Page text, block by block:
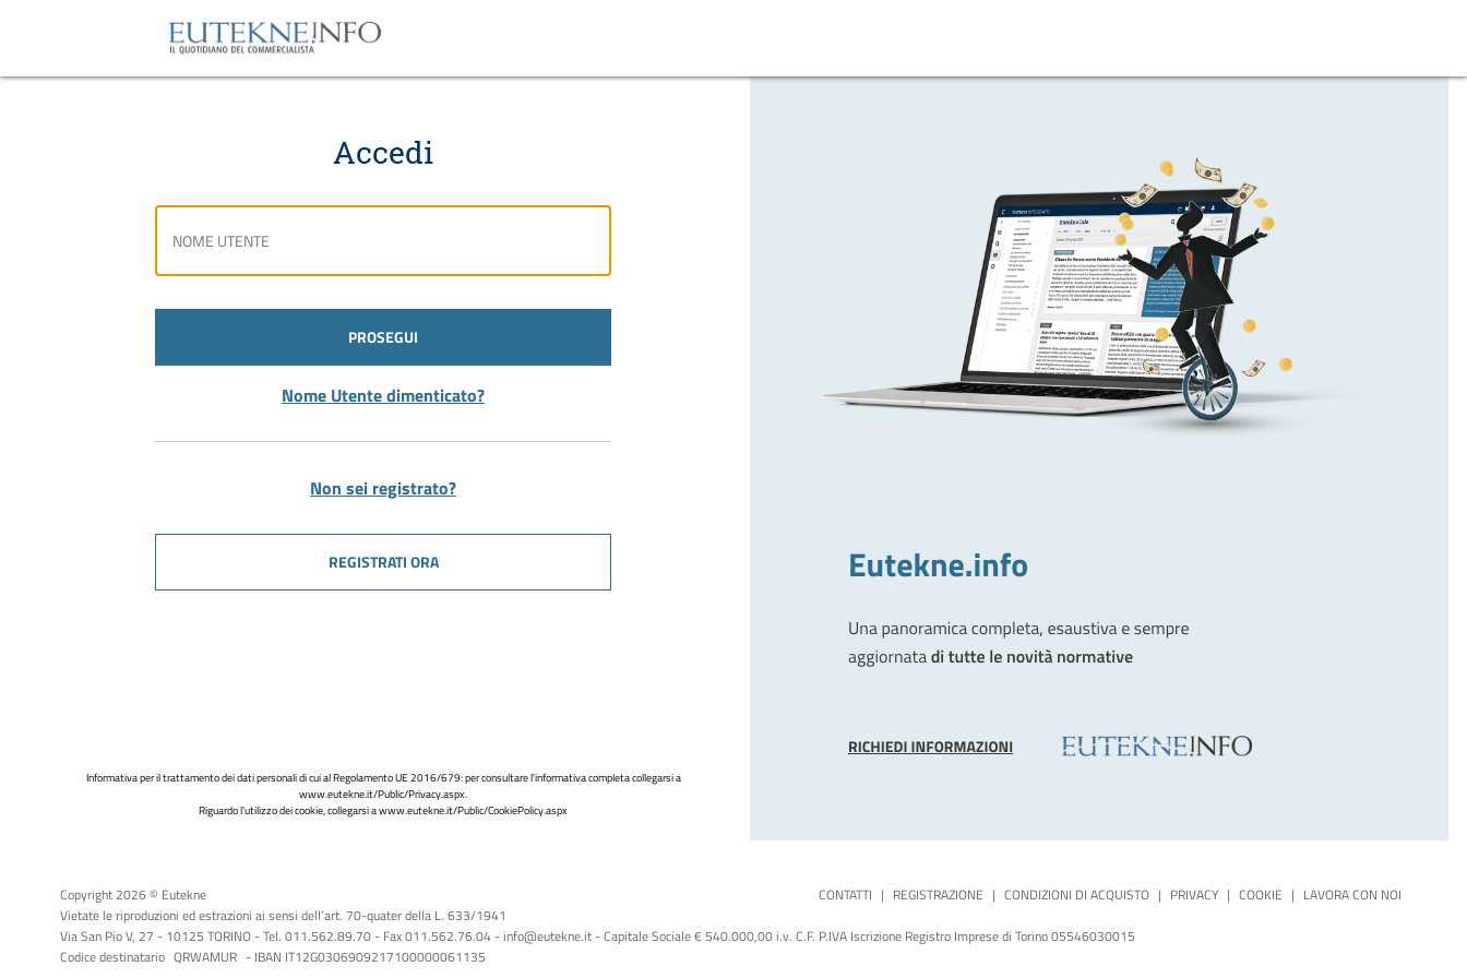
Accedi
PROSEGUI
Nome Utente dimenticato?
Non sei registrato?
REGISTRATI ORA
Informativa per il trattamento dei dati personali di cui al Regolamento UE 2016/679: per consultare l'informativa completa collegarsi a
www.eutekne.it/Public/Privacy.aspx.
Riguardo l'utilizzo dei cookie, collegarsi awww.eutekne.it/Public/CookiePolicy.aspx
Copyright 2026 © Eutekne
Vietate le riproduzioni ed estrazioni ai sensi dell’art. 70-quater della L. 633/1941
CONTATTI | REGISTRAZIONE | CONDIZIONI DI ACQUISTO | PRIVACY | COOKIE | LAVORA CON NOI
Via San Pio V, 27 - 10125 TORINO - Tel. 011.562.89.70 - Fax 011.562.76.04 - info@eutekne.it - Capitale Sociale € 540.000,00 i.v. C.F. P.IVA Iscrizione Registro Imprese di Torino 05546030015
Codice destinatario QRWAMUR - IBAN IT12G0306909217100000061135